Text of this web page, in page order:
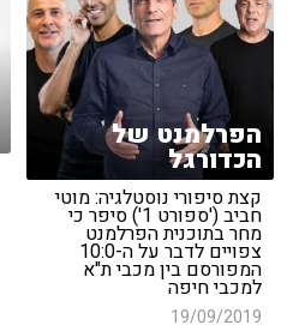
הפרלמנט של
הכדורגל
קצת סיפורי נוסטלגיה: מוטי
חביב ('ספורט 1') סיפר כי
מחר בתוכנית הפרלמנט
צפויים לדבר על ה-10:0
המפורסם בין מכבי ת"א
למכבי חיפה
19/09/2019